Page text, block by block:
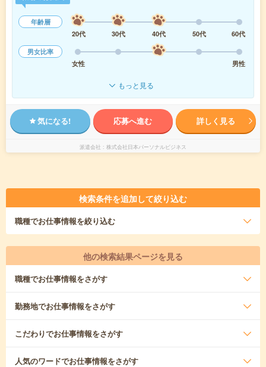
年齢層
20代
30代 40代 50代
60代
男女比率
女性
男性
もっと見る
気になる! 応募へ進む 詳しく見る
派遣会社 株式会社日本パーソナルビジネス
検索条件を追加して絞り込む
職種でお仕事情報を絞り込む
他の検索結果ページを見る
職種でお仕事情報をさがす
勤務地でお仕事情報をさがす
こだわりでお仕事情報をさがす
人気のワードでお仕事情報をさがす